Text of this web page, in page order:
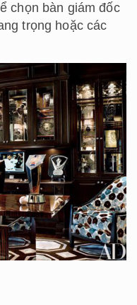
chọn bàn giám đốc
trọng hoặc các